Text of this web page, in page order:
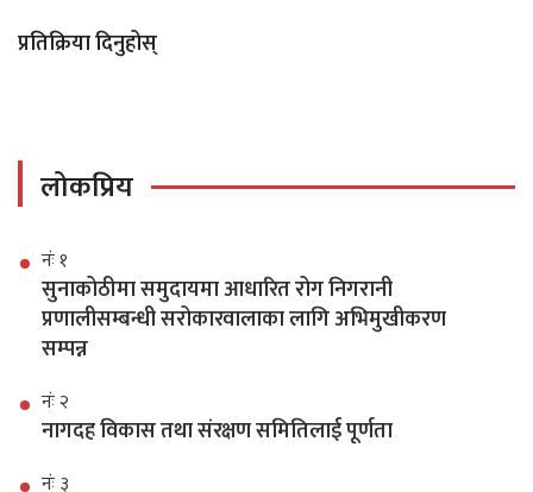
प्रतिक्रिया दिनुहोस्
लोकप्रिय
नंः १
सुनाकोठीमा समुदायमा आधारित रोग निगरानी
प्रणालीसम्बन्धी सरोकारवालाका लागि अभिमुखीकरण
सम्पन्न
नंः २
नागदह विकास तथा संरक्षण समितिलाई पूर्णता
नंः ३